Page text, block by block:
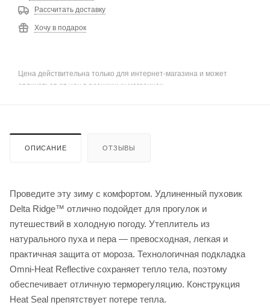
Рассчитать доставку
Хочу в подарок
Цена действительна только для интернет-магазина и может
отличаться от цен в розничных магазинах
ОПИСАНИЕ ОТЗЫВЫ
Проведите эту зиму с комфортом. Удлиненный пуховик
Delta Ridge™ отлично подойдет для прогулок и
путешествий в холодную погоду. Утеплитель из
натурального пуха и пера — превосходная, легкая и
практичная защита от мороза. Технологичная подкладка
Omni-Heat Reflective сохраняет тепло тела, поэтому
обеспечивает отличную терморегуляцию. Конструкция
Heat Seal препятствует потере тепла.